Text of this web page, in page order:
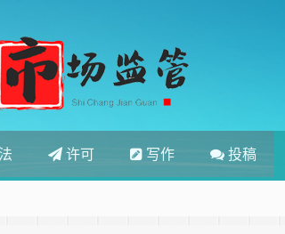
许可 写作 投稿